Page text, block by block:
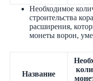
Необходимое
строительства
расширения,
монеты ворон,
Название